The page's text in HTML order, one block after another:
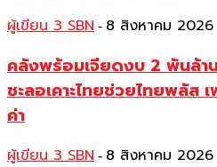
ผู้เขียน 3 SBN - 8 สิงหาคม 2026
คลังพร้อมเจียดงบ 2 พันล้า
ชะลอเคาะไทยช่วยไทยพลัส
ค่า
ผู้เขียน 3 SBN - 8 สิงหาคม 2026